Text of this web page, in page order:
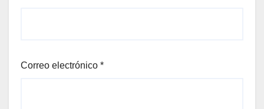
Correo electrónico *